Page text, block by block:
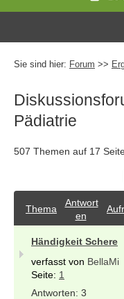
Sie sind hier: Forum >>
Pädiatrie
507 Themen auf 17
Thema
Antwort
en
Händigkeit Schere
verfasst von BellaMi
Seite: 1
3